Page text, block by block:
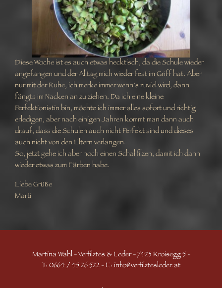
Diese Woche ist es auch etwas hecktisch, da die Schule wieder
angefangen und der Alltag mich wieder fest im Griff hat. Aber
nur mit der Ruhe, ich merke immer wenn`s zuviel wird, dann
fängts im Nacken an zu ziehen. Da ich eine kleine
Perfektionistin bin, möchte ich immer alles sofort und richtig
erledigen, aber nach einigen Jahren kommt man dann auch
drauf, dass die Schulen auch nicht Perfekt sind und dieses
auch nicht von den Eltern verlangen.
So, jetzt gehe ich aber noch einen Schal filzen, damit ich dann
wieder etwas zum Färben habe.
Liebe Grüße
Marti
Martina Wahl - Verfilztes & Leder - 7423 Kroisegg 5 -
T: 0664 / 45 26 522 - E: info@verfilztesleder.at